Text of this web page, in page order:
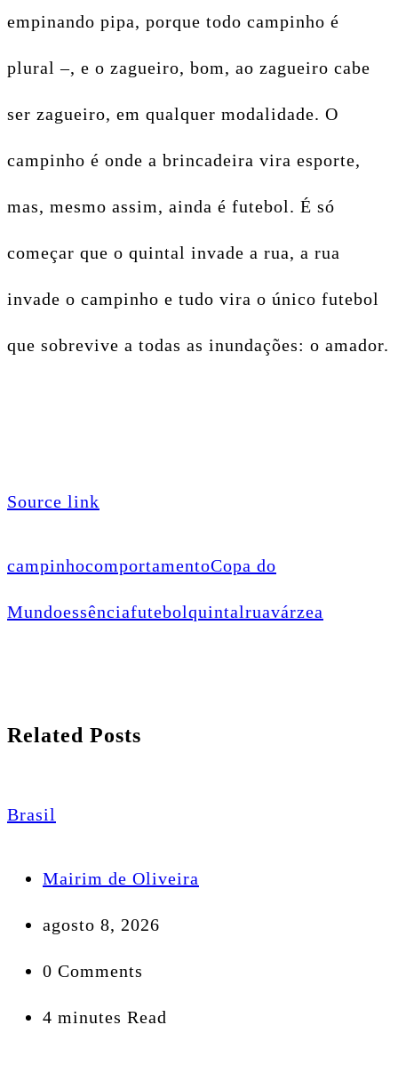
empinando pipa, porque todo campinho é
plural –, e o zagueiro, bom, ao zagueiro cabe
ser zagueiro, em qualquer modalidade. O
campinho é onde a brincadeira vira esporte,
mas, mesmo assim, ainda é futebol. É só
começar que o quintal invade a rua, a rua
invade o campinho e tudo vira o único futebol
que sobrevive a todas as inundações: o amador.
Source link
campinhocomportamentoCopa do
Mundoessênciafutebolquintalruavárzea
Related Posts
Brasil
Mairim de Oliveira
agosto 8, 2026
0 Comments
4 minutes Read